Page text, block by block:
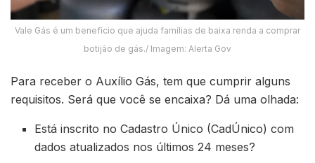
Vale Gás é um benefício que ajuda famílias de baixa renda a comprar
botijão de gás./ Imagem: Alerta Gov
Para receber o Auxílio Gás, tem que cumprir alguns
requisitos. Será que você se encaixa? Dá uma olhada:
Está inscrito no Cadastro Único (CadÚnico) com
dados atualizados nos últimos 24 meses?